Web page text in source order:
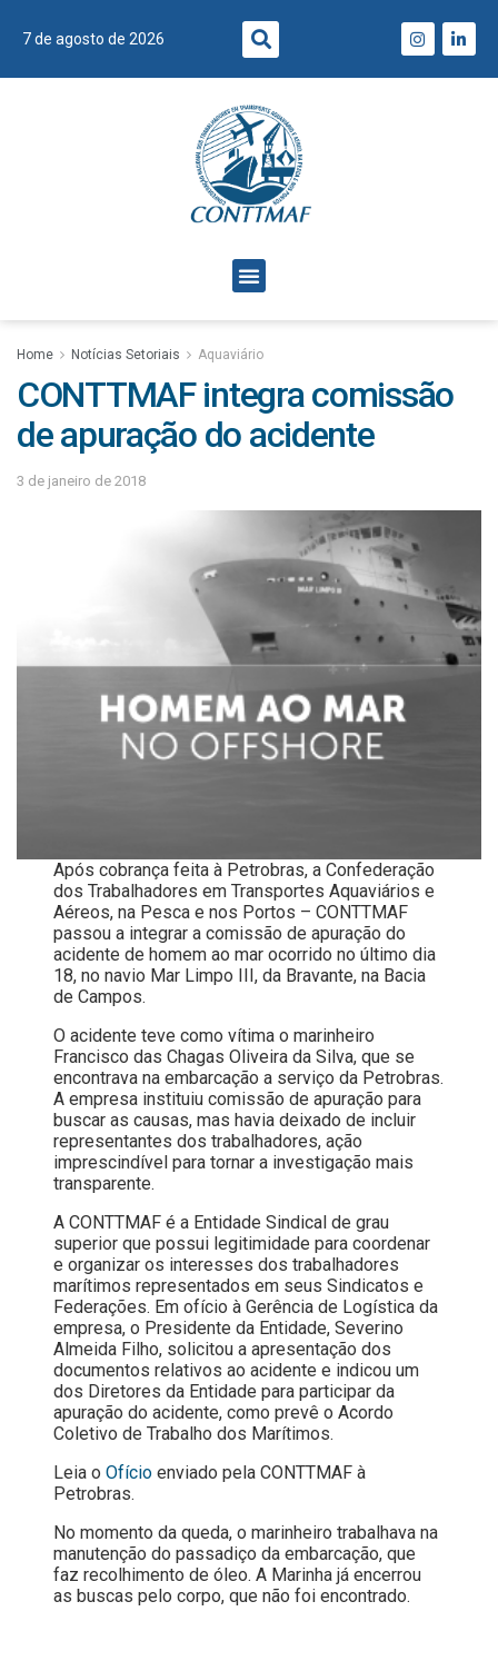
7 de agosto de 2026
Home Notícias Setoriais Aquaviário
CONTTMAF integra comissão
de apuração do acidente
3 de janeiro de 2018
Após cobrança feita à Petrobras, a Confederação
dos Trabalhadores em Transportes Aquaviários e
Aéreos, na Pesca e nos Portos – CONTTMAF
passou a integrar a comissão de apuração do
acidente de homem ao mar ocorrido no último dia
18, no navio Mar Limpo III, da Bravante, na Bacia
de Campos.
O acidente teve como vítima o marinheiro
Francisco das Chagas Oliveira da Silva, que se
encontrava na embarcação a serviço da Petrobras.
A empresa instituiu comissão de apuração para
buscar as causas, mas havia deixado de incluir
representantes dos trabalhadores, ação
imprescindível para tornar a investigação mais
transparente.
A CONTTMAF é a Entidade Sindical de grau
superior que possui legitimidade para coordenar
e organizar os interesses dos trabalhadores
marítimos representados em seus Sindicatos e
Federações. Em ofício à Gerência de Logística da
empresa, o Presidente da Entidade, Severino
Almeida Filho, solicitou a apresentação dos
documentos relativos ao acidente e indicou um
dos Diretores da Entidade para participar da
apuração do acidente, como prevê o Acordo
Coletivo de Trabalho dos Marítimos.
Leia oOfício enviado pela CONTTMAF à
Petrobras.
No momento da queda, o marinheiro trabalhava na
manutenção do passadiço da embarcação, que
faz recolhimento de óleo. A Marinha já encerrou
as buscas pelo corpo, que não foi encontrado.